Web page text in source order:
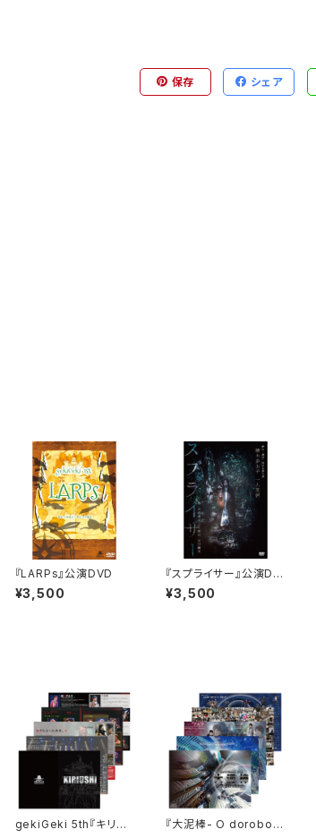
保存 シェア
『LARPs』公演DVD
¥3,500
『スプライサー』公演DV
D
¥3,500
gekiGeki 5th『キリウ
『大泥棒- O dorobow